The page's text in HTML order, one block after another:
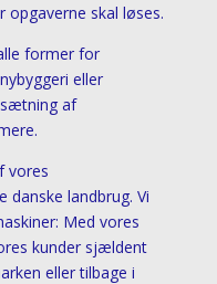
opgaverne skal løses.
former for
eller
af
vores
danske landbrug. Vi
Med vores
kunder sjældent
eller tilbage i